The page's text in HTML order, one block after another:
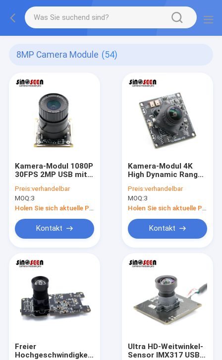
8MP Camera Module (54)
Kamera-Modul 1080P
30FPS 2MP USB mit
IMX291 COMS
Preis:verhandelbar
MOQ:3
Kontakt
Kamera-Modul 4K
High Dynamic Range
Lens USB mit Sensor
SONYS IMX415
Preis:verhandelbar
MOQ:3
Kontakt
Freier
Hochgeschwindigkeitsscanner
Ultra HD-Weitwinkel-
Sensor IMX317 USB-